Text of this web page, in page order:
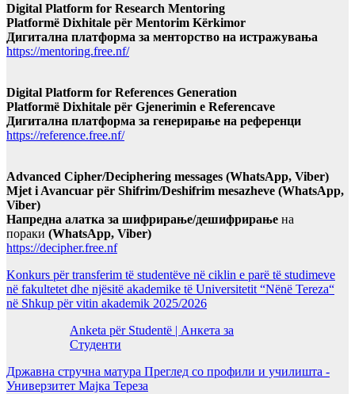
Digital Platform for Research Mentoring
Platformë Dixhitale për Mentorim Kërkimor
Дигитална платформа за менторство на истражувања
https://mentoring.free.nf/
Digital Platform for References Generation
Platformë Dixhitale për Gjenerimin e Referencave
Дигитална платформа за генерирање на референци
https://reference.free.nf/
Advanced Cipher/Deciphering messages (WhatsApp, Viber)
Mjet i Avancuar për Shifrim/Deshifrim mesazheve (WhatsApp,
Viber)
Напредна алатка за шифрирање/дешифрирање на
пораки (WhatsApp, Viber)
https://decipher.free.nf
Konkurs për transferim të studentëve në ciklin e parë të studimeve
në fakultetet dhe njësitë akademike të Universitetit “Nënë Tereza“
në Shkup për vitin akademik 2025/2026
Anketa për Studentë | Анкета за
Студенти
Државна стручна матура Преглед со профили и училишта -
Универзитет Мајка Тереза